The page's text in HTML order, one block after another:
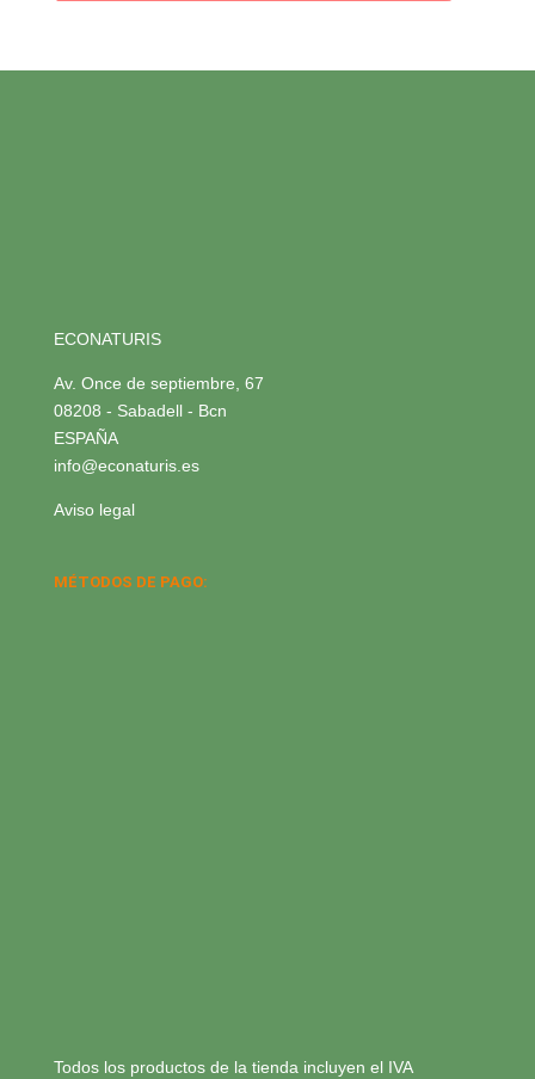
ECONATURIS
Av. Once de septiembre, 67
08208 - Sabadell - Bcn
ESPAÑA
info@econaturis.es
Aviso legal
MÉTODOS DE PAGO:
Todos los productos de la tienda incluyen el IVA